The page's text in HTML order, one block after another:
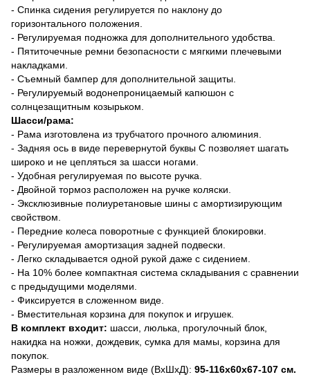
- Спинка сидения регулируется по наклону до
горизонтального положения.
- Регулируемая подножка для дополнительного удобства.
- Пятиточечные ремни безопасности с мягкими плечевыми
накладками.
- Съемный бампер для дополнительной защиты.
- Регулируемый водонепроницаемый капюшон с
солнцезащитным козырьком.
Шасси/рама:
- Рама изготовлена из трубчатого прочного алюминия.
- Задняя ось в виде перевернутой буквы С позволяет шагать
широко и не цепляться за шасси ногами.
- Удобная регулируемая по высоте ручка.
- Двойной тормоз расположен на ручке коляски.
- Эксклюзивные полиуретановые шины с амортизирующим
свойством.
- Передние колеса поворотные с функцией блокировки.
- Регулируемая амортизация задней подвески.
- Легко складывается одной рукой даже с сидением.
- На 10% более компактная система складывания с сравнении
с предыдущими моделями.
- Фиксируется в сложенном виде.
- Вместительная корзина для покупок и игрушек.
В комплект входит: шасси, люлька,
прогулочный блок,
накидка на ножки, дождевик, сумка для мамы, корзина для
покупок.
Размеры в разложенном виде (ВхШхД): 95-116х60х67-107 см.